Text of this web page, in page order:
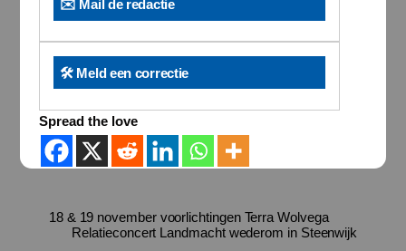
✉️ Mail de redactie
🛠️ Meld een correctie
Spread the love
18 & 19 november voorlichtingen Terra Wolvega
Relatieconcert Landmacht wederom in Steenwijk